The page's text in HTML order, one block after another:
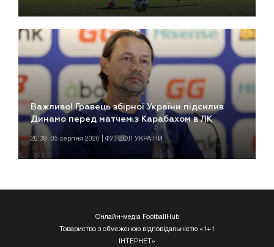
Важливо! Гравець збірної України підсилив
Динамо перед матчем з Карабахом в ЛК
20:39, 05 серпня 2026 | ФУТБОЛ УКРАЇНИ
Онлайн-медіа FootballHub
Товариство з обмеженою відповідальністю «1+1
ІНТЕРНЕТ»